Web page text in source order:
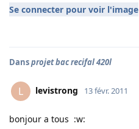
Se connecter pour voir l'image
Dansprojet bac recifal 420l
L levistrong 13 févr. 2011
bonjour a tous :w: